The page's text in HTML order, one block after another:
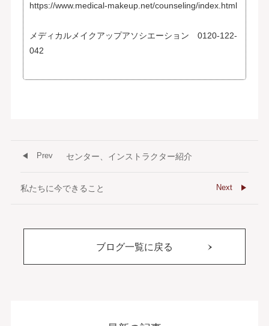
https://www.medical-makeup.net/counseling/index.html
メディカルメイクアップアソシエーション 0120-122-
042
センター、インストラクター紹介
Prev
私たちに今できること Next
ブログ一覧に戻る